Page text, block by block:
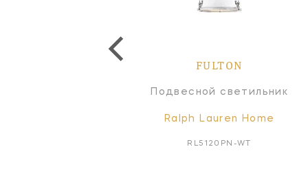
FULTON
Подвесной светильник
Ralph Lauren Home
RL5120PN-WT